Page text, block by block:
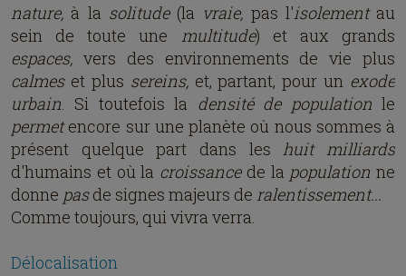
nature, à la solitude(la vraie, pas l'isolementau
sein de toute une multitude) et aux grands
espaces, vers des environnements de vie plus
calmeset plus sereins,et, partant, pour un exode
urbain. Si toutefois la densité de population le
permetencore sur une planète où nous sommes à
présent quelque part dans leshuit milliards
d'humains et où la croissancede la population ne
donne pasde signes majeurs de ralentissement...
Comme toujours, qui vivra verra.
Délocalisation